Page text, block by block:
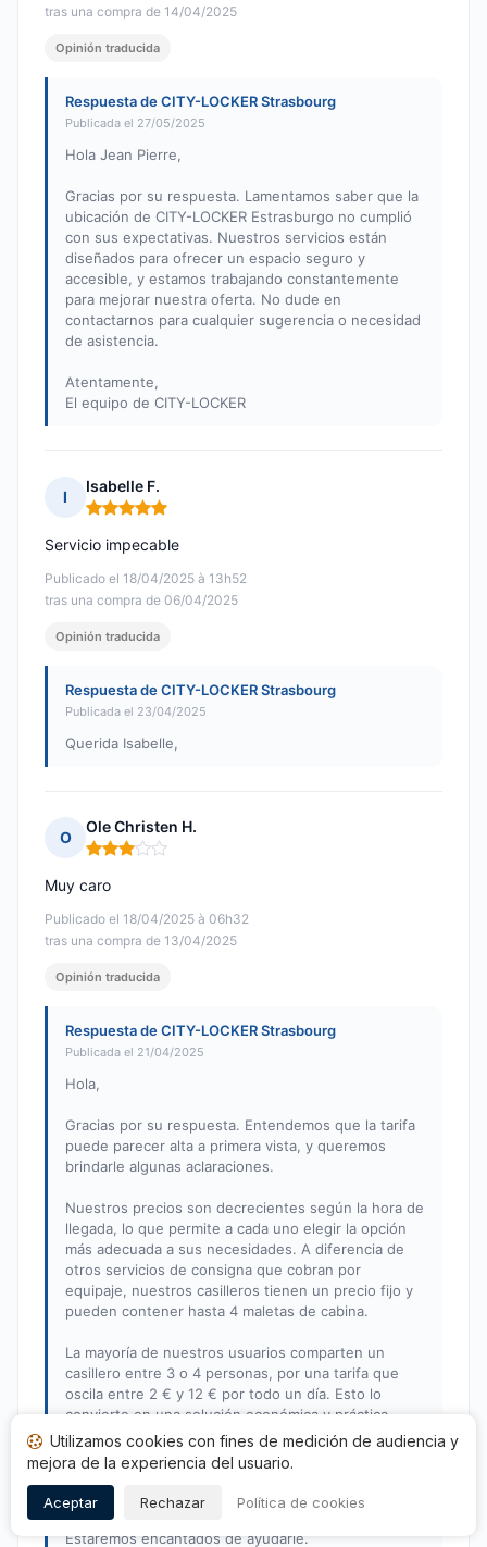
tras una compra de 14/04/2025
Opinión traducida
Respuesta de CITY-LOCKER Strasbourg
Publicada el 27/05/2025
Hola Jean Pierre,
Gracias por su respuesta. Lamentamos saber que la
ubicación de CITY-LOCKER Estrasburgo no cumplió
con sus expectativas. Nuestros servicios están
diseñados para ofrecer un espacio seguro y
accesible, y estamos trabajando constantemente
para mejorar nuestra oferta. No dude en
contactarnos para cualquier sugerencia o necesidad
de asistencia.
Atentamente,
El equipo de CITY-LOCKER
I
Isabelle F.
Nota: 5 de 5
Publicado el 18/04/2025 à 13h52
tras una compra de 06/04/2025
Servicio impecable
Opinión traducida
Respuesta de CITY-LOCKER Strasbourg
Publicada el 23/04/2025
Querida Isabelle,
O
Ole Christen H.
Nota: 3 de 5
Publicado el 18/04/2025 à 06h32
tras una compra de 13/04/2025
Muy caro
Opinión traducida
Respuesta de CITY-LOCKER Strasbourg
Publicada el 21/04/2025
Hola,
Gracias por su respuesta. Entendemos que la tarifa
puede parecer alta a primera vista, y queremos
brindarle algunas aclaraciones.
Nuestros precios son decrecientes según la hora de
llegada, lo que permite a cada uno elegir la opción
más adecuada a sus necesidades. A diferencia de
otros servicios de consigna que cobran por
equipaje, nuestros casilleros tienen un precio fijo y
pueden contener hasta 4 maletas de cabina.
La mayoría de nuestros usuarios comparten un
casillero entre 3 o 4 personas, por una tarifa que
oscila entre 2 € y 12 € por todo un día. Esto lo
convierte en una solución económica y práctica,
especialmente en el centro de la ciudad, con acceso
libre entre las 8 a.m. y las 10 p.m.
Si tiene alguna pregunta o necesita un consejo para
optimizar su reserva, no dude en contactarnos.
Estaremos encantados de ayudarle.
Utilizamos cookies con fines de medición de audiencia y
mejora de la experiencia del usuario.
Aceptar Rechazar Política de cookies